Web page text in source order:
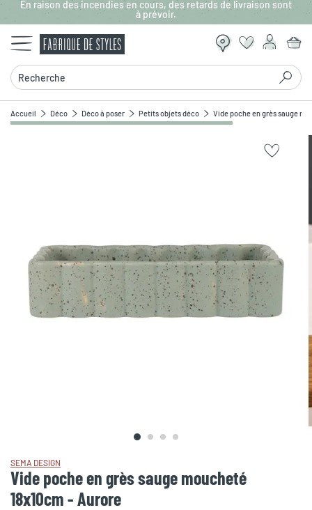
Aller au contenu principal
En raison des incendies en cours, des retards de livraison sont
à prévoir.
Recherche
Accueil Déco Déco à poser Petits objets déco Vide poche en grès sauge
Zoomer sur l'image
SEMA DESIGN
Vide poche en grès sauge moucheté
18x10cm - Aurore